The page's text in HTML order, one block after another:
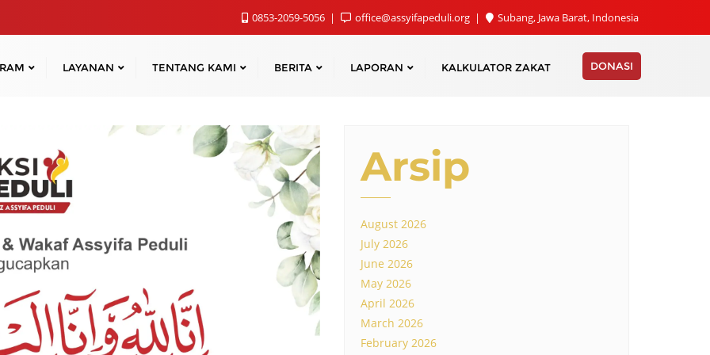
0853-2059-5056 office@assyifapeduli.org Subang, Jawa Barat, Indonesia
LAYANAN TENTANG KAMI BERITA LAPORAN KALKULATOR ZAKAT DONASI
Arsip
August 2026
July 2026
June 2026
May 2026
April 2026
March 2026
February 2026